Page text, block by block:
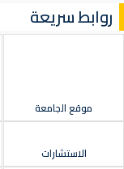
روابط سريعة
موقع الجامعة
الاستشارات